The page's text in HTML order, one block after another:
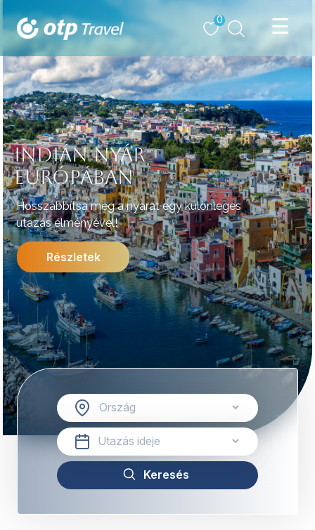
0
INDIÁN NYÁR
EURÓPÁBAN
Hosszabbítsa meg a nyarat egy különleges
utazás élményével!
Részletek